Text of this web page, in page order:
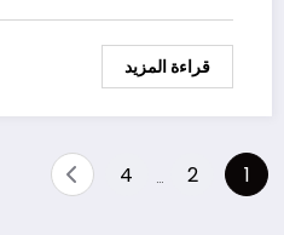
قراءة المزيد
Posts
1
2
4